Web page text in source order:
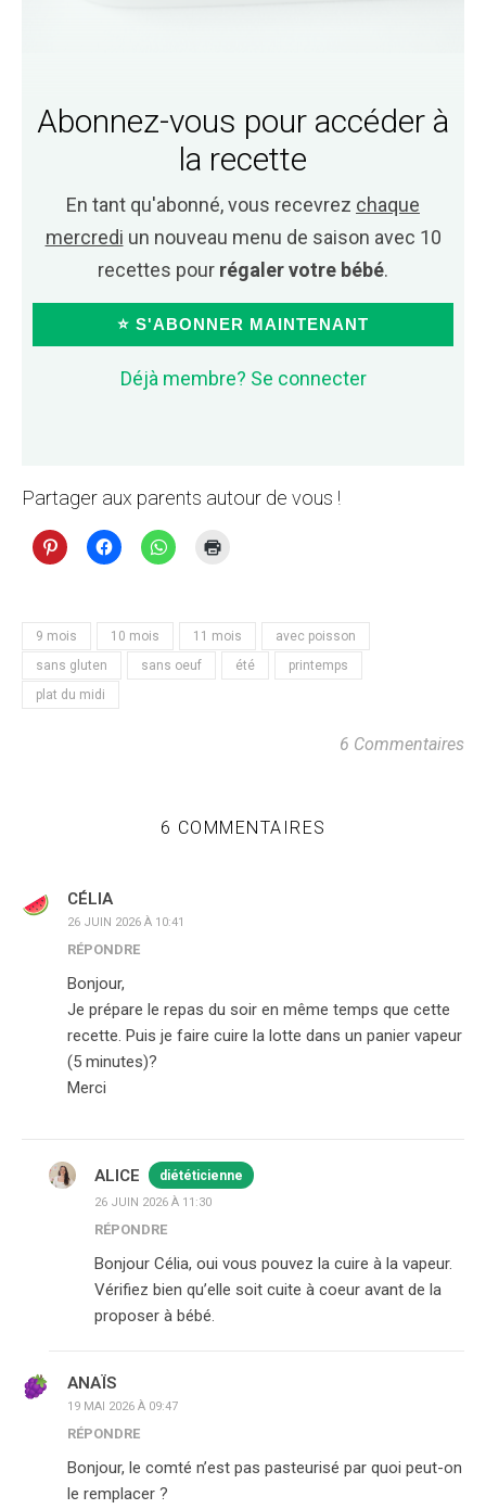
Abonnez-vous pour accéder à
la recette
En tant qu'abonné, vous recevrez chaque
mercredi un nouveau menu de saison avec 10
recettes pour régaler votre bébé.
⭐ S'ABONNER MAINTENANT
Déjà membre? Se connecter
Partager aux parents autour de vous !
9 mois 10 mois 11 mois
avec poisson
sans gluten
sans oeuf été
printemps
plat du midi
6 Commentaires
6 COMMENTAIRES
CÉLIA
26 JUIN 2026 À 10:41
RÉPONDRE
Bonjour,
Je prépare le repas du soir en même temps que cette
recette. Puis je faire cuire la lotte dans un panier vapeur
(5 minutes)?
Merci
ALICE diététicienne
26 JUIN 2026 À 11:30
RÉPONDRE
Bonjour Célia, oui vous pouvez la cuire à la vapeur.
Vérifiez bien qu’elle soit cuite à coeur avant de la
proposer à bébé.
ANAÏS
19 MAI 2026 À 09:47
RÉPONDRE
Bonjour, le comté n’est pas pasteurisé par quoi peut-on
le remplacer ?